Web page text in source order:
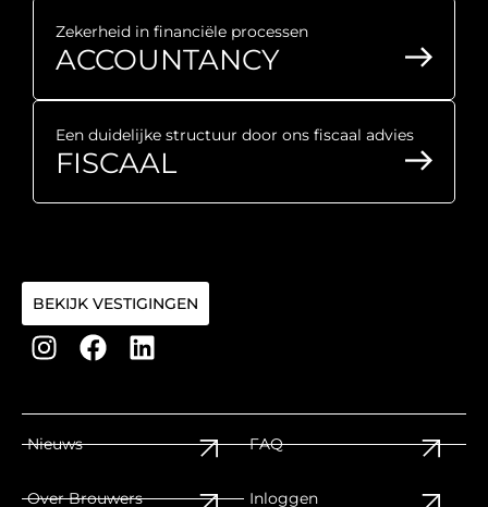
Zekerheid in financiële processen
ACCOUNTANCY
Een duidelijke structuur door ons fiscaal advies
FISCAAL
BEKIJK VESTIGINGEN
Nieuws
Over Brouwers
FAQ
Inloggen